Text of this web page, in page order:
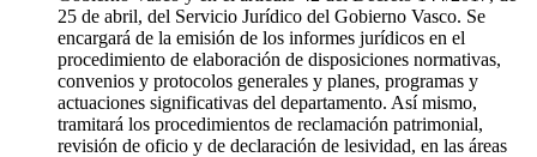
25 de abril, del Servicio Jurídico del Gobierno Vasco. Se
encargará de la emisión de los informes jurídicos en el
procedimiento de elaboración de disposiciones normativas,
convenios y protocolos generales y planes, programas y
actuaciones significativas del departamento. Así mismo,
tramitará los procedimientos de reclamación patrimonial,
revisión de oficio y de declaración de lesividad, en las áreas